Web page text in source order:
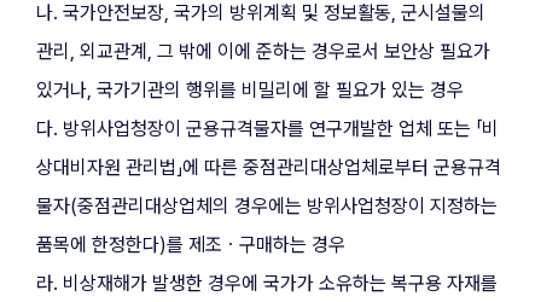
나. 국가안전보장, 국가의 방위계획 및 정보활동, 군시설물의
관리, 외교관계, 그 밖에 이에 준하는 경우로서 보안상 필요가
있거나, 국가기관의 행위를 비밀리에 할 필요가 있는 경우
다. 방위사업청장이 군용규격물자를 연구개발한 업체 또는 「비
상대비자원 관리법」에 따른 중점관리대상업체로부터 군용규격
물자(중점관리대상업체의 경우에는 방위사업청장이 지정하는
품목에 한정한다)를 제조ㆍ구매하는 경우
라. 비상재해가 발생한 경우에 국가가 소유하는 복구용 자재를